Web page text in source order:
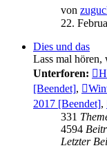
von
22.
Dies und das
Lass mal hören,
Unterforen:
[Beendet],
2017 [Beendet],
331
4594
Letzter